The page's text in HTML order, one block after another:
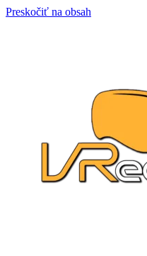
Preskočiť na obsah